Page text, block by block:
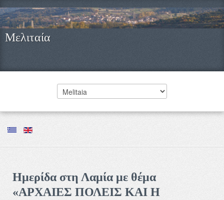
Μελιταία
Ημερίδα στη Λαμία με θέμα
«ΑΡΧΑΙΕΣ ΠΟΛΕΙΣ ΚΑΙ Η